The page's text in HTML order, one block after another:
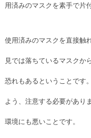
用済みのマスクを素手で片
使用済みのマスクを直接触
見では落ちているマスクか
恐れもあるということです
よう、注意する必要があり
環境にも悪いことです。